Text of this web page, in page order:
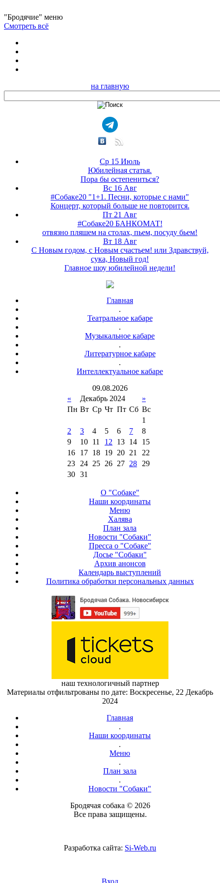
"Бродячие" меню
Смотреть всё
на главную
Ср 15 Июль
Юбилейная статья.
Пора бы остепениться?
Вс 16 Авг
#Собаке20 "1+1. Песни, которые с нами"
Концерт, который больше не повторится.
Пт 21 Авг
#Собаке20 БАНКОМАТ!
отвязно пляшем на столах, пьем, посуду бьем!
Вт 18 Авг
С Новым годом, с Новым счастьем! или Здравствуй,
сука, Новый год!
Главное шоу юбилейной недели!
Главная
.
Театральное кабаре
.
Музыкальное кабаре
.
Литературное кабаре
.
Интеллектуальное кабаре
09.08.2026
«
Декабрь 2024
»
Пн Вт Ср Чт Пт Сб Вс
1
2
3 4 5 6 7
8
9
10 11 12 13 14
15
16
17 18 19 20 21
22
23
24 25 26 27 28
29
30 31
О "Собаке"
Наши координаты
Меню
Халява
План зала
Новости "Собаки"
Пресса о "Собаке"
Досье "Собаки"
Архив анонсов
Календарь выступлений
Политика обработки персональных данных
наш технологичный партнер
Материалы отфильтрованы по дате: Воскресенье, 22 Декабрь
2024
Главная
.
Наши координаты
.
Меню
.
План зала
.
Новости "Собаки"
Бродячая собака © 2026
Все права защищены.
Разработка сайта: Si-Web.ru
Вход